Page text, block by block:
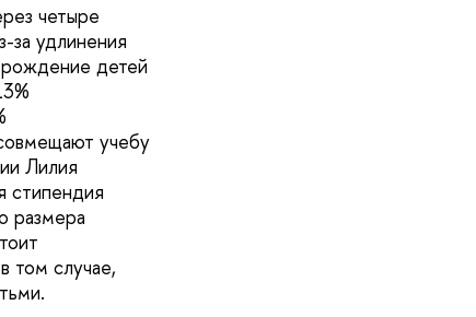
четыре
за удлинения
детей
учебу
Лилия
стипендия
размера
том случае,